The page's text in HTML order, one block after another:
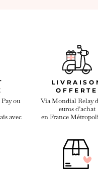
ou
avec
OFFERTE
Via Mondial Relay
euros d’achat
en France